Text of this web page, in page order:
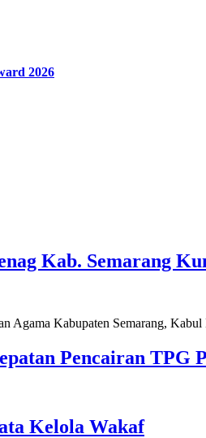
2026
Kab. Semarang
Agama Kabupaten Semarang,
Pencairan TPG
Kelola Wakaf